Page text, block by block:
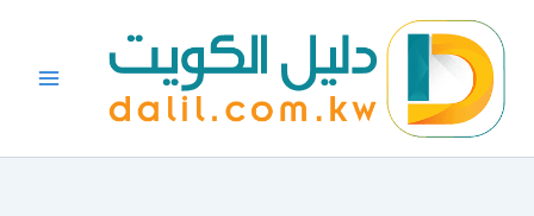
المحتوى